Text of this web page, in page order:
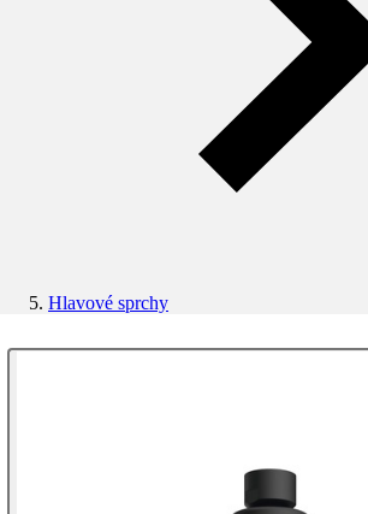
Hlavové sprchy